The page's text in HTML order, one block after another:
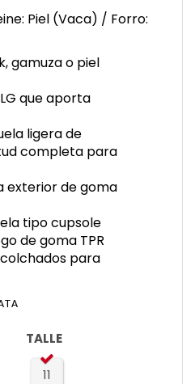
Piel (Vaca) / Forro:
gamuza o piel
que aporta
ligera de
completa para
exterior de goma
tipo cupsole
de goma TPR
para
TALLE
11